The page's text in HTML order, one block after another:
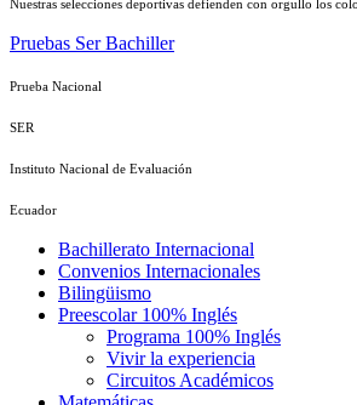
Nuestras selecciones deportivas defienden con orgullo los
Pruebas Ser Bachiller
Prueba Nacional
SER
Instituto Nacional de Evaluación
Ecuador
Bachillerato Internacional
Convenios Internacionales
Bilingüismo
Preescolar 100% Inglés
Programa 100% Inglés
Vivir la experiencia
Circuitos Académicos